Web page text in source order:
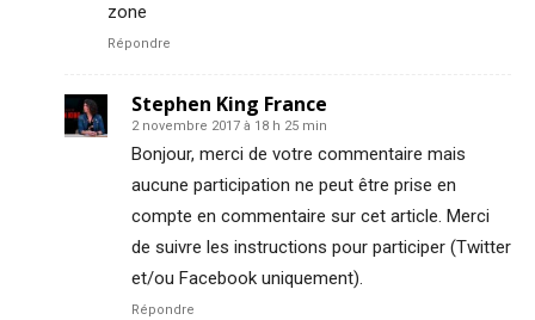
zone
Répondre
Stephen King France
2 novembre 2017 à 18 h 25 min
Bonjour, merci de votre commentaire mais
aucune participation ne peut être prise en
compte en commentaire sur cet article. Merci
de suivre les instructions pour participer (Twitter
et/ou Facebook uniquement).
Répondre